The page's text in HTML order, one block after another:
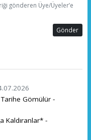
gönderen Üye/Üyeler’e
Gönder
Gömülür -
Kaldıranlar* -